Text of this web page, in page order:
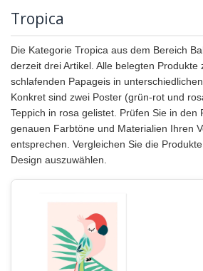
Tropica
Die Kategorie Tropica aus dem Bereich
derzeit drei Artikel. Alle belegten Produkte
schlafenden Papageis in
Konkret sind zwei Poster (grün-rot und
Teppich in rosa gelistet. Prüfen Sie in den
genauen Farbtöne und Materialien Ihren
entsprechen. Vergleichen Sie die
Design auszuwählen.